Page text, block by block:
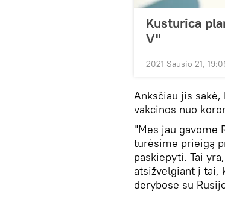
Kusturica
V"
2021 Sausio 21,
Anksčiau jis
vakcinos nuo
"Mes jau gavome
turėsime prieigą
paskiepyti. Tai
atsižvelgiant į tai,
derybose su